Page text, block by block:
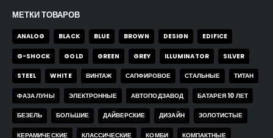
МЕТКИ ТОВАРОВ
ANALOG BLACK BLUE BROWN DESIGN EDIFICE
G-SHOCK GOLD GREEN GREY ILLUMINATOR SILVER
STEEL WHITE ВИНТАЖ САПФИРОВОЕ СТАЛЬНЫЕ ТИТАН
ФАЗА ЛУНЫ ЭЛЕКТРОННЫЕ АВТОПОДЗАВОД БАТАРЕЯ 10 ЛЕТ
БЕЗЕЛЬ БОЛЬШИЕ ДАЙВЕРСКИЕ ДИЗАЙН ЗОЛОТИСТЫЕ
КЕРАМИЧЕСКИЕ КЛАССИЧЕСКИЕ КОМБИ КОМПАКТНЫЕ